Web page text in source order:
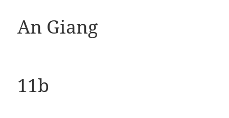
An Giang
11b